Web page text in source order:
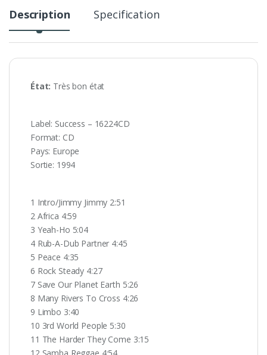
Description Specification
État: Très bon état
Label: Success – 16224CD
Format: CD
Pays: Europe
Sortie: 1994
1 Intro/Jimmy Jimmy 2:51
2 Africa 4:59
3 Yeah-Ho 5:04
4 Rub-A-Dub Partner 4:45
5 Peace 4:35
6 Rock Steady 4:27
7 Save Our Planet Earth 5:26
8 Many Rivers To Cross 4:26
9 Limbo 3:40
10 3rd World People 5:30
11 The Harder They Come 3:15